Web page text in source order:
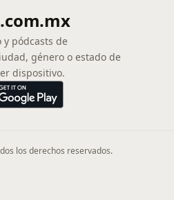
y pódcasts de
género o estado de
dispositivo.
los derechos reservados.